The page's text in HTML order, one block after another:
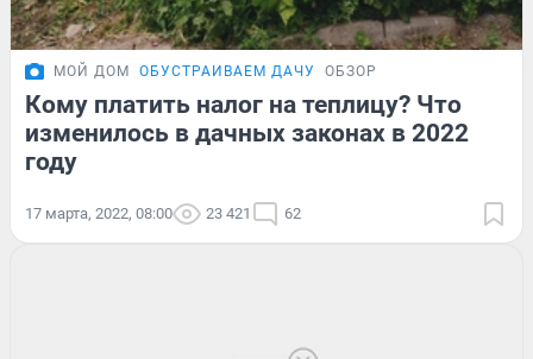
МОЙ ДОМ ОБУСТРАИВАЕМ ДАЧУ ОБЗОР
Кому платить налог на теплицу? Что
изменилось в дачных законах в 2022
году
17 марта, 2022, 08:00 23 421 62